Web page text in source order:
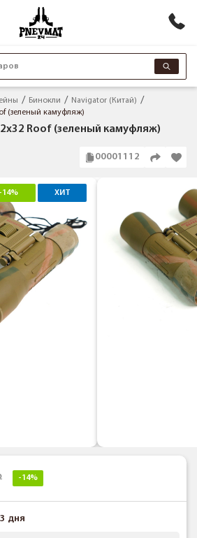
Бинокли
Navigator (Китай)
(зеленый камуфляж)
Roof (зеленый камуфляж)
00001112
-14% ХИТ
-14%
дня